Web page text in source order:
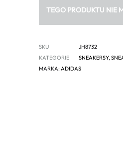
TEGO PRODUKTU NIE
SKU
JH8732
KATEGORIE
SNEAKERSY,
MARKA: ADIDAS